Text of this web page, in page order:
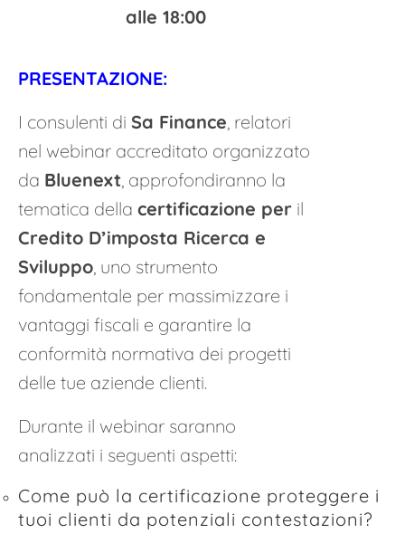
alle 18:00
PRESENTAZIONE:
I consulenti di Sa Finance, relatori
nel webinar accreditato organizzato
da Bluenext, approfondiranno la
tematica della certificazione per il
Credito D’imposta Ricerca e
Sviluppo, uno strumento
fondamentale per massimizzare i
vantaggi fiscali e garantire la
conformità normativa dei progetti
delle tue aziende clienti.
Durante il webinar saranno
analizzati i seguenti aspetti:
Come può la certificazione proteggere i
tuoi clienti da potenziali contestazioni?